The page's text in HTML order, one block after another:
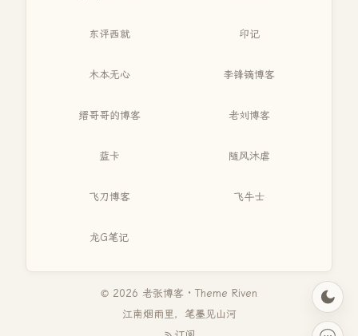
东评西就 印记
木本无心 李锋镝博客
缙哥哥的博客 老刘博客
蓝卡 随风沐虐
飞刀博客 飞牛士
龙G笔记
© 2026 老张博客 · Theme Riven
江南烟雨里，笔墨见山河